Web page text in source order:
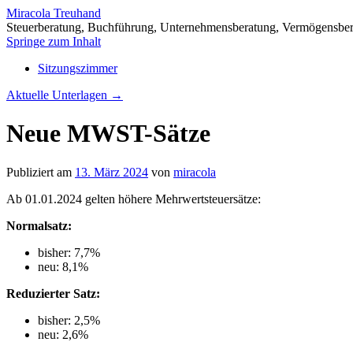
Miracola Treuhand
Steuerberatung, Buchführung, Unternehmensberatung,
Springe zum Inhalt
Sitzungszimmer
Aktuelle Unterlagen →
Neue MWST-Sätze
Publiziert am 13. März 2024 von miracola
Ab 01.01.2024 gelten höhere Mehrwertsteuersätze:
Normalsatz:
bisher: 7,7%
neu: 8,1%
Reduzierter Satz:
bisher: 2,5%
neu: 2,6%